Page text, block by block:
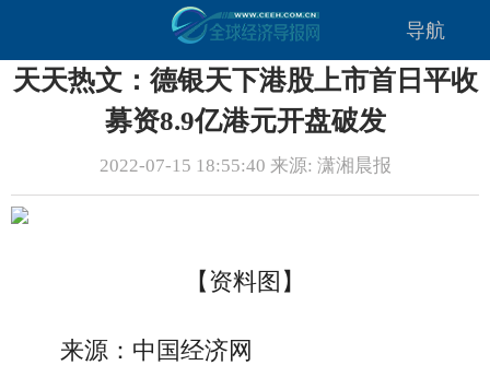
导航
天天热文：德银天下港股上市首日平收
募资8.9亿港元开盘破发
2022-07-15 18:55:40 来源: 潇湘晨报
【资料图】
来源：中国经济网